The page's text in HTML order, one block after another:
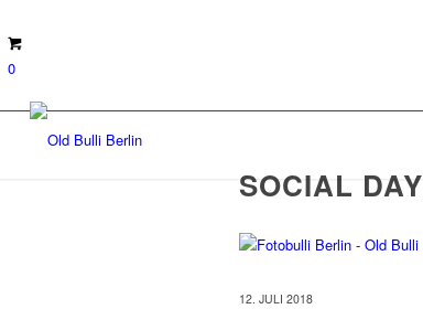
0
SOCIAL DAY
12. JULI 2018